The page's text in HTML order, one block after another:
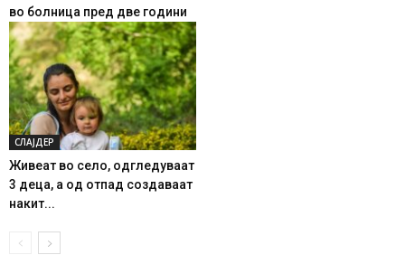
во болница пред две години
СЛАЈДЕР
Живеат во село, одгледуваат
3 деца, а од отпад создаваат
накит...